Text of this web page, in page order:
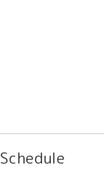
Schedule